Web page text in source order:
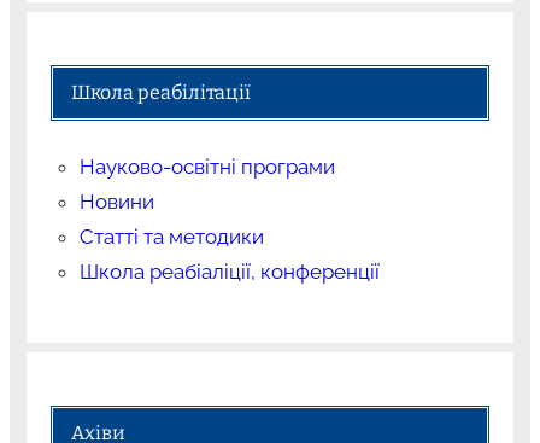
Школа реабілітації
Науково-освітні програми
Новини
Статті та методики
Школа реабіаліції, конференції
Ахіви